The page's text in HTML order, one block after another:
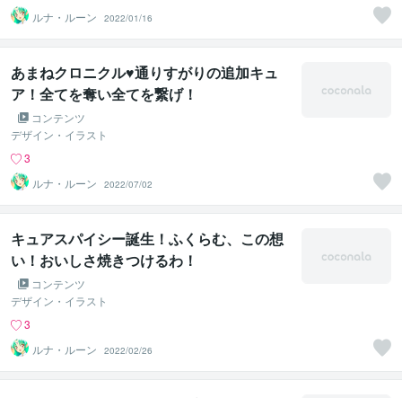
ルナ・ルーン
2022/01/16
あまねクロニクル♥通りすがりの追加キュ
ア！全てを奪い全てを繋げ！
コンテンツ
デザイン・イラスト
3
ルナ・ルーン
2022/07/02
キュアスパイシー誕生！ふくらむ、この想
い！おいしさ焼きつけるわ！
コンテンツ
デザイン・イラスト
3
ルナ・ルーン
2022/02/26